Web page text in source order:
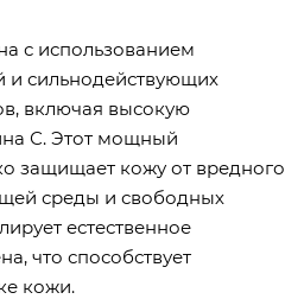
с использованием
и сильнодействующих
включая высокую
С. Этот мощный
защищает кожу от вредного
среды и свободных
естественное
что способствует
кожи.